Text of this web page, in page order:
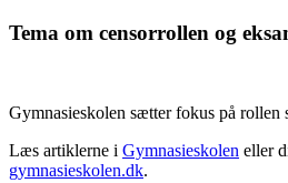
Tema om censorrollen og
Gymnasieskolen sætter fokus på rollen
Læs artiklerne i Gymnasieskolen eller
gymnasieskolen.dk.